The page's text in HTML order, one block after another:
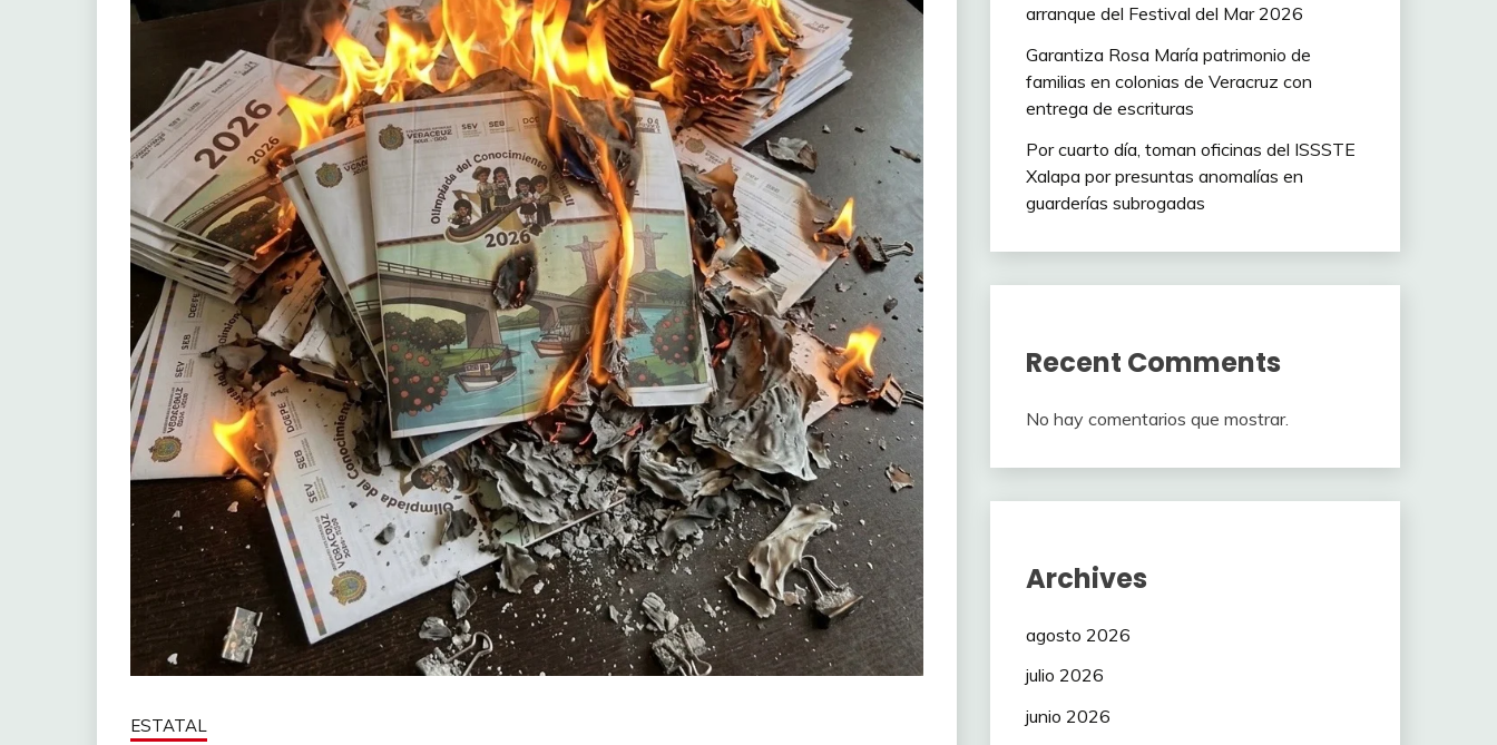
ESTATAL
arranque del Festival del Mar 2026
Garantiza Rosa María patrimonio de
familias en colonias de Veracruz con
entrega de escrituras
Por cuarto día, toman oficinas del ISSSTE
Xalapa por presuntas anomalías en
guarderías subrogadas
Recent Comments
No hay comentarios que mostrar.
Archives
agosto 2026
julio 2026
junio 2026